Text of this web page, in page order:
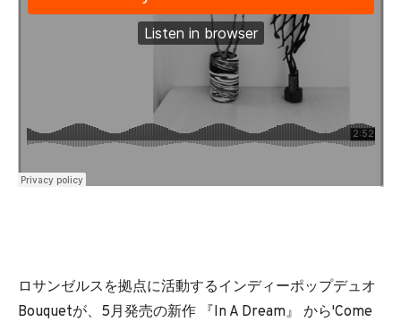
ロサンゼルスを拠点に活動するインディーポップデュオ
Bouquetが、5月発売の新作 『In A Dream』 から'Come